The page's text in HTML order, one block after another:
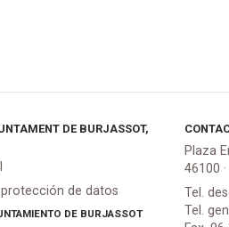
DE BURJASSOT,
de datos
DE BURJASSOT
Plaza
46100
Tel.
Tel.